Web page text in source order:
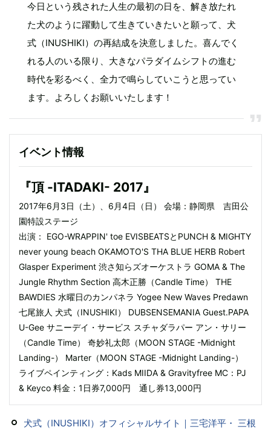
今日という残された人生の最初の日を、解き放たれ
た犬のように躍動して生きていきたいと願って、犬
式（INUSHIKI）の再結成を決意しました。喜んでく
れる人のいる限り、大きなパラダイムシフトの進む
時代を彩るべく、全力で鳴らしていこうと思ってい
ます。よろしくお願いいたします！
イベント情報
『頂 -ITADAKI- 2017』
2017年6月3日（土）、6月4日（日） 会場：静岡県 吉田公
園特設ステージ
出演： EGO-WRAPPIN' toe EVISBEATSとPUNCH & MIGHTY
never young beach OKAMOTO'S THA BLUE HERB Robert
Glasper Experiment 渋さ知らズオーケストラ GOMA & The
Jungle Rhythm Section 高木正勝（Candle Time） THE
BAWDIES 水曜日のカンパネラ Yogee New Waves Predawn
七尾旅人 犬式（INUSHIKI） DUBSENSEMANIA Guest.PAPA
U-Gee サニーデイ・サービス スチャダラパー アン・サリー
（Candle Time） 奇妙礼太郎（MOON STAGE -Midnight
Landing-） Marter（MOON STAGE -Midnight Landing-）
ライブペインティング：Kads MIIDA & Gravityfree MC：PJ
& Keyco 料金：1日券7,000円 通し券13,000円
犬式（INUSHIKI）オフィシャルサイト｜三宅洋平・ 三根